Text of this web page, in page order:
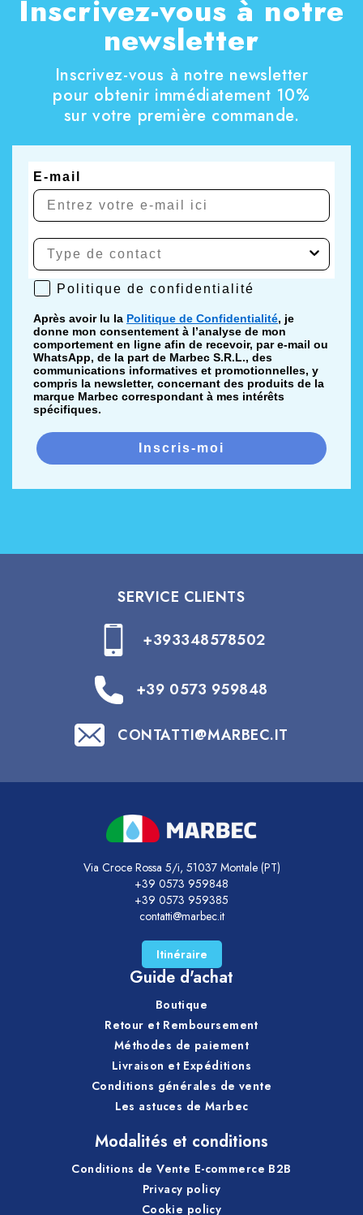
Inscrivez-vous à notre
newsletter
Inscrivez-vous à notre newsletter
pour obtenir immédiatement 10%
sur votre première commande.
E-mail
Politique de confidentialité
Politique de confidentialité
Après avoir lu la Politique de Confidentialité, je
donne mon consentement à l’analyse de mon
comportement en ligne afin de recevoir, par e-mail ou
WhatsApp, de la part de Marbec S.R.L., des
communications informatives et promotionnelles, y
compris la newsletter, concernant des produits de la
marque Marbec correspondant à mes intérêts
spécifiques.
Inscris-moi
SERVICE CLIENTS
+393348578502
+39 0573 959848
CONTATTI@MARBEC.IT
Via Croce Rossa 5/i, 51037 Montale (PT)
+39 0573 959848
+39 0573 959385
contatti@marbec.it
Itinéraire
Guide d'achat
Boutique
Retour et Remboursement
Méthodes de paiement
Livraison et Expéditions
Conditions générales de vente
Les astuces de Marbec
Modalités et conditions
Conditions de Vente E-commerce B2B
Privacy policy
Cookie policy